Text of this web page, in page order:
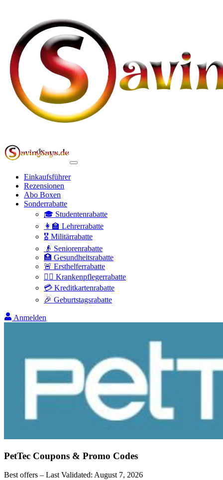
Einkaufsführer
Rezensionen
Abo Boxen
Sonderrabatte
🎓 Studentenrabatte
👩‍🏫 Lehrerrabatte
🎖️ Militärrabatte
👴 Seniorenrabatte
🏥 Gesundheitsrabatte
🚨 Ersthelferrabatte
👩‍⚕️ Krankenpflegerrabatte
💳 Kreditkartenrabatte
🎉 Geburtstagsrabatte
Anmelden
PetTec Coupons & Promo Codes
Best offers – Last Validated: August 7, 2026